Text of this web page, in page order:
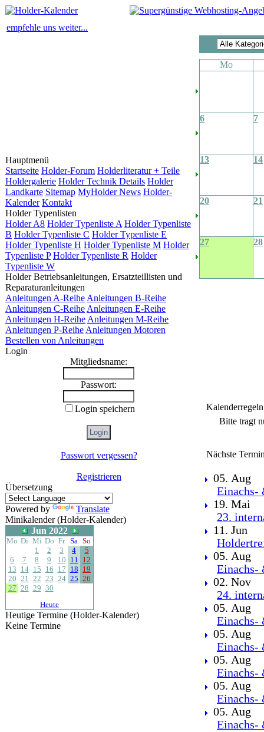
empfehle uns weiter...
Hauptmenü
Startseite Holder-Forum Holderliteratur + Teile
Holdergalerie Holder Technik Details Holder
Landkarte Sitemap MyHolder News Holder-
Kalender Kontakt
Holder Typenlisten
Holder A8 Holder Typenliste A Holder Typenliste
B Holder Typenliste C Holder Typenliste E
Holder Typenliste H Holder Typenliste M Holder
Typenliste P Holder Typenliste R Holder
Typenliste W
Holder Betriebsanleitungen, Ersatzteillisten und
Reparaturanleitungen
Anleitungen A-Reihe Anleitungen B-Reihe
Anleitungen C-Reihe Anleitungen E-Reihe
Anleitungen H-Reihe Anleitungen M-Reihe
Anleitungen P-Reihe Anleitungen Motoren
Bestellen von Anleitungen
Login
Mitgliedsname:
Passwort:
Login speichern
Passwort vergessen?
Registrieren
Übersetzung
Powered by
Translate
Minikalender (Holder-Kalender)
Jun 2022
Mo Di Mi Do Fr Sa So
1
2 3 4
5
6
7 8 9 10 11 12
13 14 15 16 17 18 19
20 21 22 23 24 25 26
27 28 29 30
Heute
Heutige Termine (Holder-Kalender)
Keine Termine
Mo
6 7
13 14
20 21
27 28
Kalenderregeln
Bitte tragt
Nächste
05. Aug
Einachs-
19. Mai
23.
11. Jun
05. Aug
Einachs-
02. Nov
24.
05. Aug
Einachs-
05. Aug
Einachs-
05. Aug
Einachs-
05. Aug
Einachs-
05. Aug
Einachs-